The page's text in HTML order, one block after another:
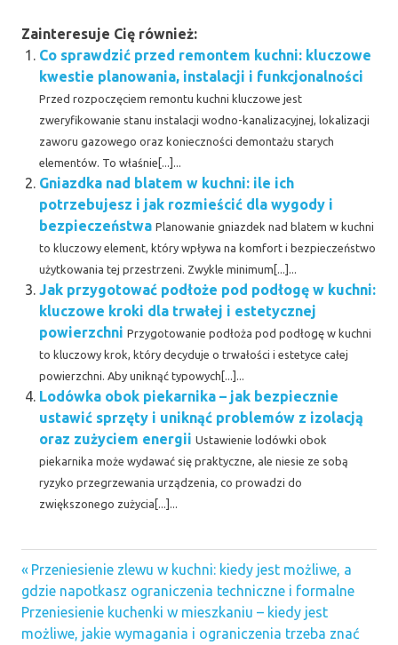
Zainteresuje Cię również:
Co sprawdzić przed remontem kuchni: kluczowe
kwestie planowania, instalacji i funkcjonalności
Przed rozpoczęciem remontu kuchni kluczowe jest
zweryfikowanie stanu instalacji wodno-kanalizacyjnej, lokalizacji
zaworu gazowego oraz konieczności demontażu starych
elementów. To właśnie[...]...
Gniazdka nad blatem w kuchni: ile ich
potrzebujesz i jak rozmieścić dla wygody i
bezpieczeństwa Planowanie gniazdek nad blatem w kuchni
to kluczowy element, który wpływa na komfort i bezpieczeństwo
użytkowania tej przestrzeni. Zwykle minimum[...]...
Jak przygotować podłoże pod podłogę w kuchni:
kluczowe kroki dla trwałej i estetycznej
powierzchni Przygotowanie podłoża pod podłogę w kuchni
to kluczowy krok, który decyduje o trwałości i estetyce całej
powierzchni. Aby uniknąć typowych[...]...
Lodówka obok piekarnika – jak bezpiecznie
ustawić sprzęty i uniknąć problemów z izolacją
oraz zużyciem energii Ustawienie lodówki obok
piekarnika może wydawać się praktyczne, ale niesie ze sobą
ryzyko przegrzewania urządzenia, co prowadzi do
zwiększonego zużycia[...]...
Nawigacja
wpisu
Previous
Post:
Przeniesienie zlewu w kuchni: kiedy jest możliwe, a
gdzie napotkasz ograniczenia techniczne i formalne
Next
Post:
Przeniesienie kuchenki w mieszkaniu – kiedy jest
możliwe, jakie wymagania i ograniczenia trzeba znać